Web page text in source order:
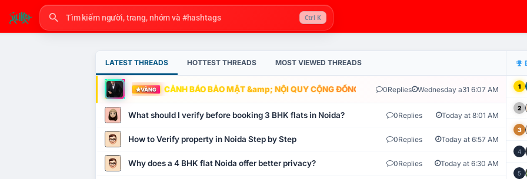
Ctrl K
LATEST THREADS HOTTEST THREADS MOST VIEWED THREADS
VÀNG CẢNH BÁO BẢO MẬT &amp; NỘI QUY CỘNG ĐỒNG VLIKE.VN: HỆ THỐNG GIÁM SÁT TỰ
0Replies Wednesday a31 6:07 AM
What should I verify before booking 3 BHK flats in Noida? 0Replies Today at 8:01 AM
How to Verify property in Noida Step by Step 0Replies Today at 6:57 AM
Why does a 4 BHK flat Noida offer better privacy? 0Replies Today at 6:30 AM
1
2
3
4
5